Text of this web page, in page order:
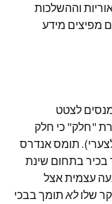
וההשלכות
מפיצים מידע
לצטט
"חלק" כי חלק
תומס אנדרס
בכיר בתחום שינת
עצמית אצל
שלולאתומך בבכי